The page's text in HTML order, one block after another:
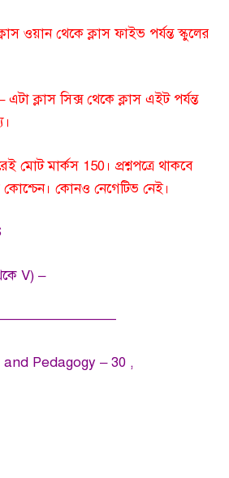
ওয়ান থেকে ক্লাস ফাইভ পর্যন্ত স্কুলের
ক্লাস সিক্স থেকে ক্লাস এইট পর্যন্ত
মোট মার্কস 150। প্রশ্নপত্রে থাকবে
কোশ্চেন। কোনও নেগেটিভ নেই।
V) –
Pedagogy – 30 ,